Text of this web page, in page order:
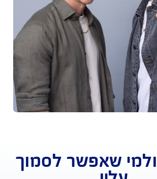
שואפים
וגמישות
לתת ללקוחותינו את הפתרונות הטובים
ביותר
מחויבים
על פרטיות
שלכם, הוא מרכיב חשוב עבורנו
הצעה לביטוח